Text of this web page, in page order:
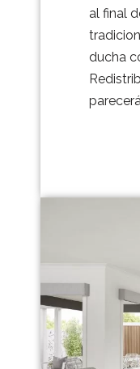
al final
ducha